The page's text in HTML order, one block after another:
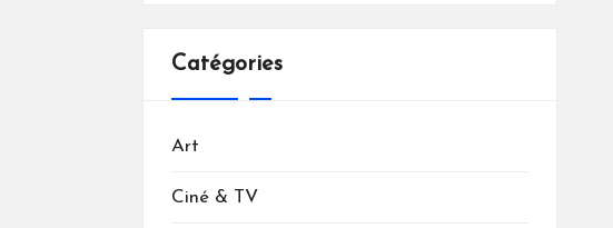
Catégories
Art
Ciné & TV